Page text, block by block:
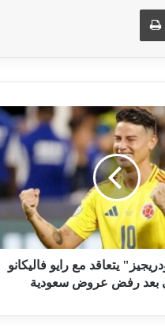
البريد طباعة
يتعاقد مع رايو فاليكانو
بعد رفض عروض سعودية